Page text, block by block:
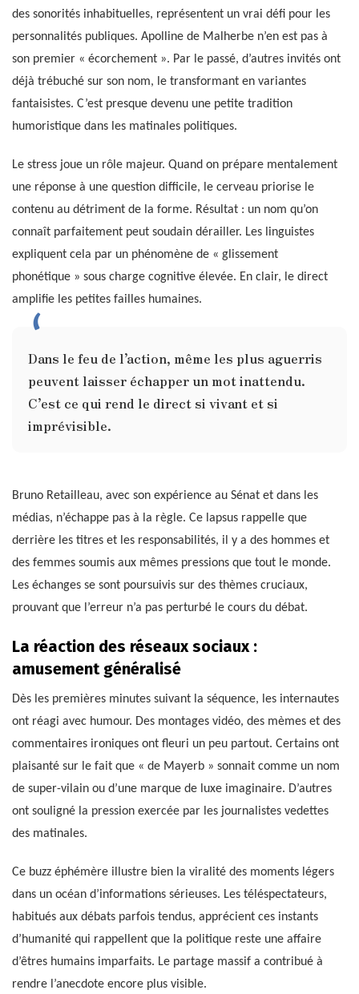
des sonorités inhabituelles, représentent un vrai défi pour les
personnalités publiques. Apolline de Malherbe n’en est pas à
son premier « écorchement ». Par le passé, d’autres invités ont
déjà trébuché sur son nom, le transformant en variantes
fantaisistes. C’est presque devenu une petite tradition
humoristique dans les matinales politiques.
Le stress joue un rôle majeur. Quand on prépare mentalement
une réponse à une question difficile, le cerveau priorise le
contenu au détriment de la forme. Résultat : un nom qu’on
connaît parfaitement peut soudain dérailler. Les linguistes
expliquent cela par un phénomène de « glissement
phonétique » sous charge cognitive élevée. En clair, le direct
amplifie les petites failles humaines.
Dans le feu de l’action, même les plus aguerris
peuvent laisser échapper un mot inattendu.
C’est ce qui rend le direct si vivant et si
imprévisible.
Bruno Retailleau, avec son expérience au Sénat et dans les
médias, n’échappe pas à la règle. Ce lapsus rappelle que
derrière les titres et les responsabilités, il y a des hommes et
des femmes soumis aux mêmes pressions que tout le monde.
Les échanges se sont poursuivis sur des thèmes cruciaux,
prouvant que l’erreur n’a pas perturbé le cours du débat.
La réaction des réseaux sociaux :
amusement généralisé
Dès les premières minutes suivant la séquence, les internautes
ont réagi avec humour. Des montages vidéo, des mèmes et des
commentaires ironiques ont fleuri un peu partout. Certains ont
plaisanté sur le fait que « de Mayerb » sonnait comme un nom
de super-vilain ou d’une marque de luxe imaginaire. D’autres
ont souligné la pression exercée par les journalistes vedettes
des matinales.
Ce buzz éphémère illustre bien la viralité des moments légers
dans un océan d’informations sérieuses. Les téléspectateurs,
habitués aux débats parfois tendus, apprécient ces instants
d’humanité qui rappellent que la politique reste une affaire
d’êtres humains imparfaits. Le partage massif a contribué à
rendre l’anecdote encore plus visible.